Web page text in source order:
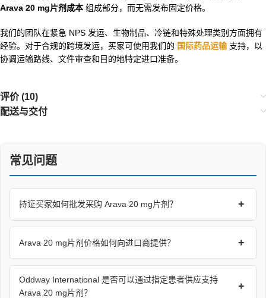
Arava 20 mg片剂成本 组成部分，而无需发布固定价格。
我们的团队在紧急 NPS 发运、生物制品、冷链和特殊处理类别方面拥有
经验。对于合规的跨境发运，买家可使用我们的 国际药品运输支持，以
协调运输路线、文件审查和目的地特定进口准备。
评价 (10)
配送与交付
常见问题
持证买家如何批发采购 Arava 20 mg片剂？ +
Arava 20 mg片剂价格如何向进口商提供？ +
Oddway International 是否可以通过指定患者供应支持
Arava 20 mg片剂？
+